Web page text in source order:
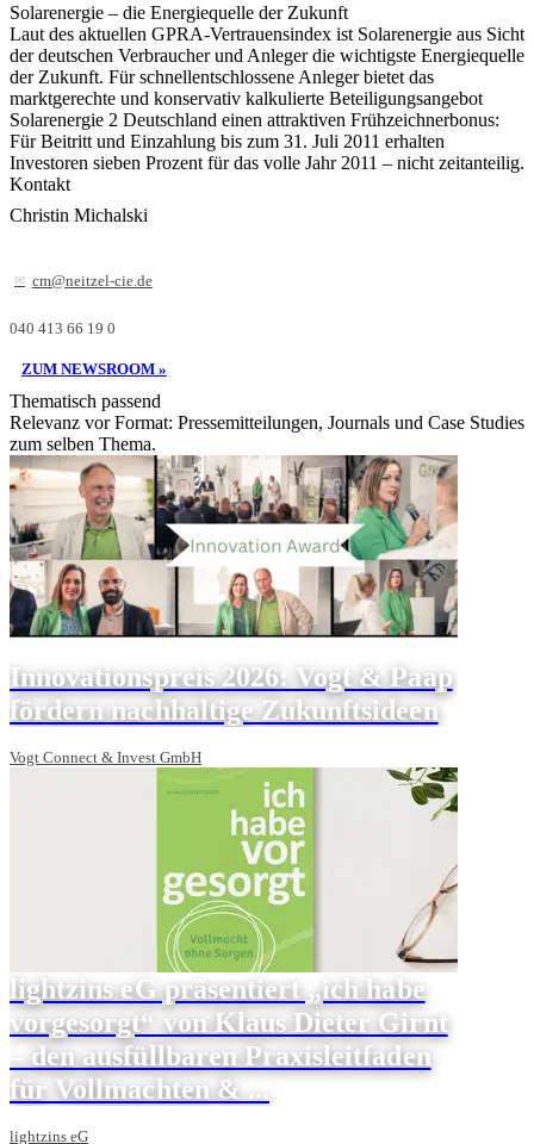
Solarenergie – die Energiequelle der Zukunft
Laut des aktuellen GPRA-Vertrauensindex ist Solarenergie aus Sicht
der deutschen Verbraucher und Anleger die wichtigste Energiequelle
der Zukunft. Für schnellentschlossene Anleger bietet das
marktgerechte und konservativ kalkulierte Beteiligungsangebot
Solarenergie 2 Deutschland einen attraktiven Frühzeichnerbonus:
Für Beitritt und Einzahlung bis zum 31. Juli 2011 erhalten
Investoren sieben Prozent für das volle Jahr 2011 – nicht zeitanteilig.
Kontakt
Christin Michalski
cm@neitzel-cie.de
040 413 66 19 0
ZUM NEWSROOM »
Thematisch passend
Relevanz vor Format: Pressemitteilungen, Journals und Case Studies
zum selben Thema.
Innovationspreis 2026: Vogt & Paap
fördern nachhaltige Zukunftsideen
Vogt Connect & Invest GmbH
lightzins eG präsentiert „ich habe
vorgesorgt“ von Klaus Dieter Girnt
– den ausfüllbaren Praxisleitfaden
für Vollmachten & ...
lightzins eG